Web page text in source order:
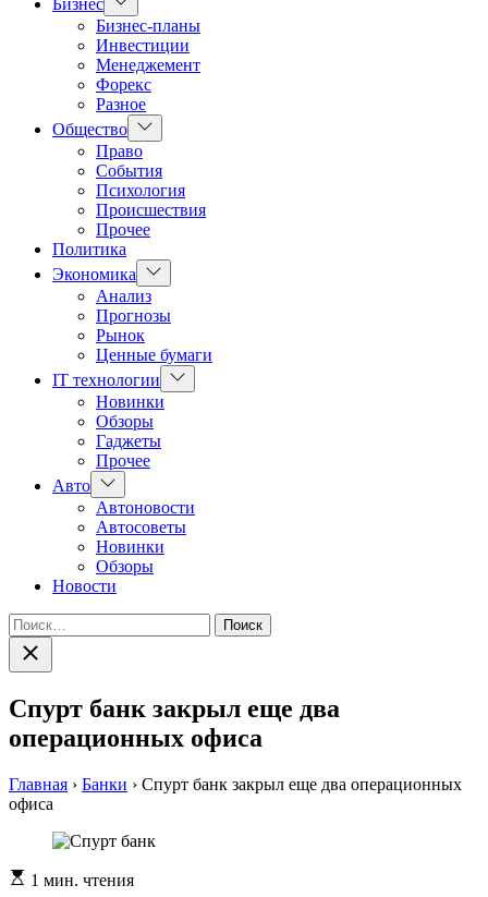
Бизнес
подменю
Бизнес-планы
Инвестиции
Менеджемент
Форекс
Разное
Общество Показать
подменю
Право
События
Психология
Происшествия
Прочее
Политика
Экономика
Показать
подменю
Анализ
Прогнозы
Рынок
Ценные бумаги
IT технологии
Показать
подменю
Новинки
Обзоры
Гаджеты
Прочее
Авто Показать
подменю
Автоновости
Автосоветы
Новинки
Обзоры
Новости
Найти:
Закрыть
поиск
Спурт банк закрыл еще два
операционных офиса
Главная › Банки › Спурт банк закрыл еще два операционных
офиса
Расчетное
1 мин. чтения